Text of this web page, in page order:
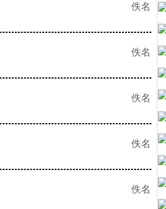
佚名
佚名
佚名
佚名
佚名